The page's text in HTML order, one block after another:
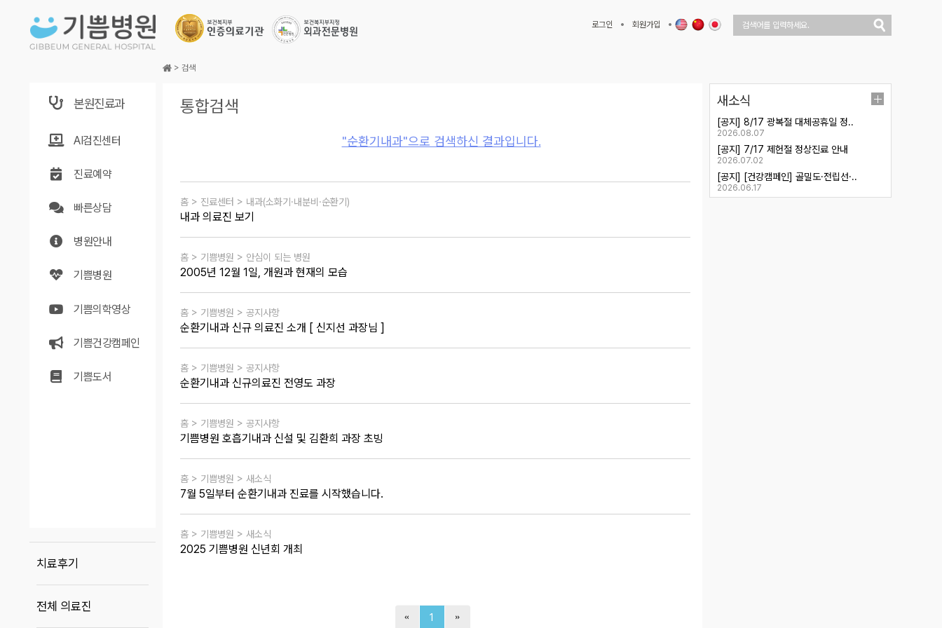
로그인 회원가입
본원진료과
AI검진센터
진료예약
빠른상담
병원안내
기쁨병원
기쁨의학영상
기쁨건강캠페인
기쁨도서
치료후기
전체 의료진
> 검색
통합검색
"순환기내과"으로 검색하신 결과입니다.
홈 > 진료센터 > 내과(소화기·내분비·순환기)
내과 의료진 보기
홈 > 기쁨병원 > 안심이 되는 병원
2005년 12월 1일, 개원과 현재의 모습
홈 > 기쁨병원 > 공지사항
순환기내과 신규 의료진 소개 [ 신지선 과장님 ]
홈 > 기쁨병원 > 공지사항
순환기내과 신규의료진 전영도 과장
홈 > 기쁨병원 > 공지사항
기쁨병원 호흡기내과 신설 및 김환희 과장 초빙
홈 > 기쁨병원 > 새소식
7월 5일부터 순환기내과 진료를 시작했습니다.
홈 > 기쁨병원 > 새소식
2025 기쁨병원 신년회 개최
1
새소식
[공지] 8/17 광복절 대체공휴일 정..
2026.08.07
[공지] 7/17 제헌절 정상진료 안내
2026.07.02
[공지] [건강캠페인] 골밀도·전립선·..
2026.06.17